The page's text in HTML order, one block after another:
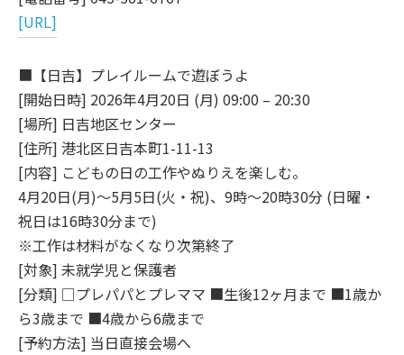
[URL]
■【日吉】プレイルームで遊ぼうよ
[開始日時] 2026年4月20日 (月) 09:00 – 20:30
[場所] 日吉地区センター
[住所] 港北区日吉本町1-11-13
[内容] こどもの日の工作やぬりえを楽しむ。
4月20日(月)～5月5日(火・祝)、9時～20時30分 (日曜・
祝日は16時30分まで)
※工作は材料がなくなり次第終了
[対象] 未就学児と保護者
[分類] □プレパパとプレママ ■生後12ヶ月まで ■1歳か
ら3歳まで ■4歳から6歳まで
[予約方法] 当日直接会場へ